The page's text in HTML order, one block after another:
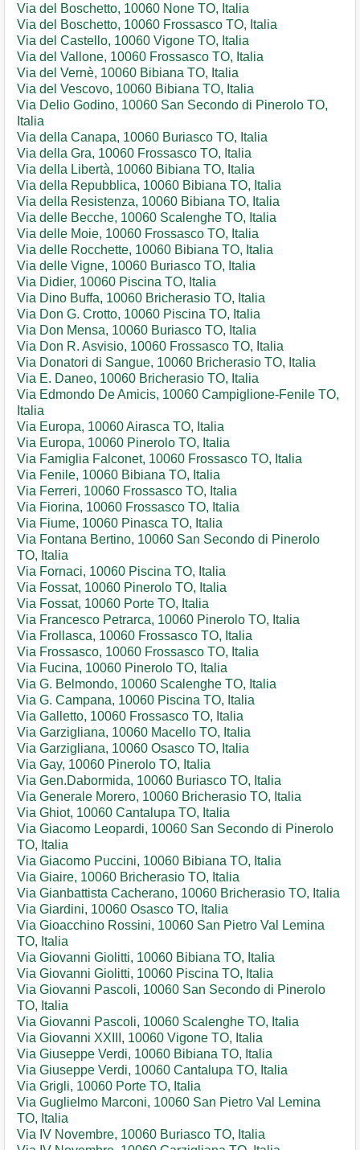
Via del Boschetto, 10060 None TO, Italia
Via del Boschetto, 10060 Frossasco TO, Italia
Via del Castello, 10060 Vigone TO, Italia
Via del Vallone, 10060 Frossasco TO, Italia
Via del Vernè, 10060 Bibiana TO, Italia
Via del Vescovo, 10060 Bibiana TO, Italia
Via Delio Godino, 10060 San Secondo di Pinerolo TO,
Italia
Via della Canapa, 10060 Buriasco TO, Italia
Via della Gra, 10060 Frossasco TO, Italia
Via della Libertà, 10060 Bibiana TO, Italia
Via della Repubblica, 10060 Bibiana TO, Italia
Via della Resistenza, 10060 Bibiana TO, Italia
Via delle Becche, 10060 Scalenghe TO, Italia
Via delle Moie, 10060 Frossasco TO, Italia
Via delle Rocchette, 10060 Bibiana TO, Italia
Via delle Vigne, 10060 Buriasco TO, Italia
Via Didier, 10060 Piscina TO, Italia
Via Dino Buffa, 10060 Bricherasio TO, Italia
Via Don G. Crotto, 10060 Piscina TO, Italia
Via Don Mensa, 10060 Buriasco TO, Italia
Via Don R. Asvisio, 10060 Frossasco TO, Italia
Via Donatori di Sangue, 10060 Bricherasio TO, Italia
Via E. Daneo, 10060 Bricherasio TO, Italia
Via Edmondo De Amicis, 10060 Campiglione-Fenile TO,
Italia
Via Europa, 10060 Airasca TO, Italia
Via Europa, 10060 Pinerolo TO, Italia
Via Famiglia Falconet, 10060 Frossasco TO, Italia
Via Fenile, 10060 Bibiana TO, Italia
Via Ferreri, 10060 Frossasco TO, Italia
Via Fiorina, 10060 Frossasco TO, Italia
Via Fiume, 10060 Pinasca TO, Italia
Via Fontana Bertino, 10060 San Secondo di Pinerolo
TO, Italia
Via Fornaci, 10060 Piscina TO, Italia
Via Fossat, 10060 Pinerolo TO, Italia
Via Fossat, 10060 Porte TO, Italia
Via Francesco Petrarca, 10060 Pinerolo TO, Italia
Via Frollasca, 10060 Frossasco TO, Italia
Via Frossasco, 10060 Frossasco TO, Italia
Via Fucina, 10060 Pinerolo TO, Italia
Via G. Belmondo, 10060 Scalenghe TO, Italia
Via G. Campana, 10060 Piscina TO, Italia
Via Galletto, 10060 Frossasco TO, Italia
Via Garzigliana, 10060 Macello TO, Italia
Via Garzigliana, 10060 Osasco TO, Italia
Via Gay, 10060 Pinerolo TO, Italia
Via Gen.Dabormida, 10060 Buriasco TO, Italia
Via Generale Morero, 10060 Bricherasio TO, Italia
Via Ghiot, 10060 Cantalupa TO, Italia
Via Giacomo Leopardi, 10060 San Secondo di Pinerolo
TO, Italia
Via Giacomo Puccini, 10060 Bibiana TO, Italia
Via Giaire, 10060 Bricherasio TO, Italia
Via Gianbattista Cacherano, 10060 Bricherasio TO, Italia
Via Giardini, 10060 Osasco TO, Italia
Via Gioacchino Rossini, 10060 San Pietro Val Lemina
TO, Italia
Via Giovanni Giolitti, 10060 Bibiana TO, Italia
Via Giovanni Giolitti, 10060 Piscina TO, Italia
Via Giovanni Pascoli, 10060 San Secondo di Pinerolo
TO, Italia
Via Giovanni Pascoli, 10060 Scalenghe TO, Italia
Via Giovanni XXIII, 10060 Vigone TO, Italia
Via Giuseppe Verdi, 10060 Bibiana TO, Italia
Via Giuseppe Verdi, 10060 Cantalupa TO, Italia
Via Grigli, 10060 Porte TO, Italia
Via Guglielmo Marconi, 10060 San Pietro Val Lemina
TO, Italia
Via IV Novembre, 10060 Buriasco TO, Italia